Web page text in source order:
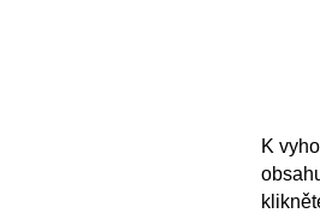
K